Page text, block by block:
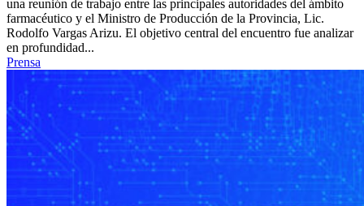
una reunión de trabajo entre las principales autoridades del ámbito
farmacéutico y el Ministro de Producción de la Provincia, Lic.
Rodolfo Vargas Arizu. El objetivo central del encuentro fue analizar
en profundidad...
Prensa